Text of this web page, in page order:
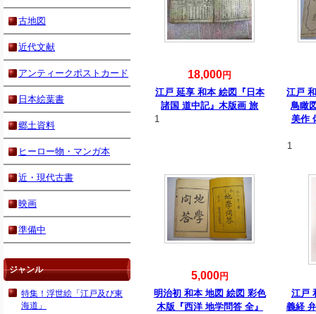
18,000円
江戸 延享 和本 絵図『日本
諸国 道中記』木版画 旅
1
江戸
鳥瞰
美作
1
5,000円
明治初 和本 地図 絵図 彩色
木版『西洋 地学問答 全』
江戸
義経
古地図
近代文献
アンティークポストカード
日本絵葉書
郷土資料
ヒーロー物・マンガ本
近・現代古書
映画
準備中
ジャンル
特集！浮世絵「江戸及び東
海道」